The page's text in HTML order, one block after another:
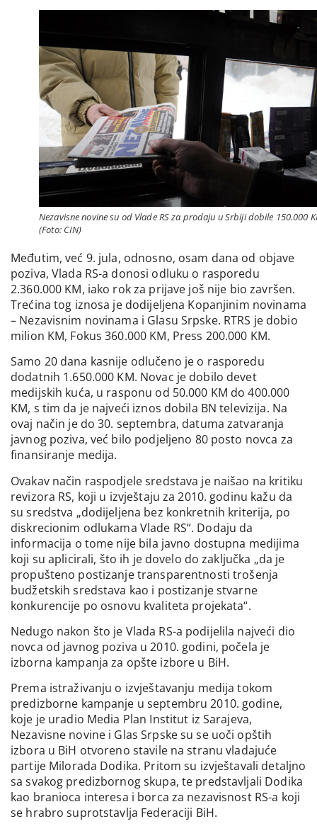
Nezavisne novine su od Vlade RS za prodaju u Srbiji dobile 150.000
(Foto: CIN)
Međutim, već 9. jula, odnosno, osam dana od objave
poziva, Vlada RS-a donosi odluku o rasporedu
2.360.000 KM, iako rok za prijave još nije bio završen.
Trećina tog iznosa je dodijeljena Kopanjinim novinama
– Nezavisnim novinama i Glasu Srpske. RTRS je dobio
milion KM, Fokus 360.000 KM, Press 200.000 KM.
Samo 20 dana kasnije odlučeno je o rasporedu
dodatnih 1.650.000 KM. Novac je dobilo devet
medijskih kuća, u rasponu od 50.000 KM do 400.000
KM, s tim da je najveći iznos dobila BN televizija. Na
ovaj način je do 30. septembra, datuma zatvaranja
javnog poziva, već bilo podjeljeno 80 posto novca za
finansiranje medija.
Ovakav način raspodjele sredstava je naišao na kritiku
revizora RS, koji u izvještaju za 2010. godinu kažu da
su sredstva „dodijeljena bez konkretnih kriterija, po
diskrecionim odlukama Vlade RS“. Dodaju da
informacija o tome nije bila javno dostupna medijima
koji su aplicirali, što ih je dovelo do zaključka „da je
propušteno postizanje transparentnosti trošenja
budžetskih sredstava kao i postizanje stvarne
konkurencije po osnovu kvaliteta projekata“.
Nedugo nakon što je Vlada RS-a podijelila najveći dio
novca od javnog poziva u 2010. godini, počela je
izborna kampanja za opšte izbore u BiH.
Prema istraživanju o izvještavanju medija tokom
predizborne kampanje u septembru 2010. godine,
koje je uradio Media Plan Institut iz Sarajeva,
Nezavisne novine i Glas Srpske su se uoči opštih
izbora u BiH otvoreno stavile na stranu vladajuće
partije Milorada Dodika. Pritom su izvještavali detaljno
sa svakog predizbornog skupa, te predstavljali Dodika
kao branioca interesa i borca za nezavisnost RS-a koji
se hrabro suprotstavlja Federaciji BiH.